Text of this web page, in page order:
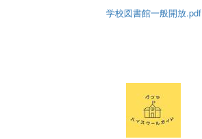
学校図書館一般開放.pdf